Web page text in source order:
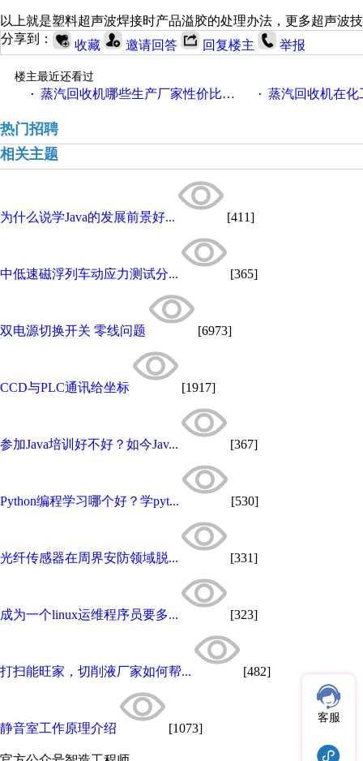
以上就是塑料超声波焊接时产品溢胶的处理办法，更多超声波
分享到：
收藏 邀请回答 回复楼主 举报
楼主最近还看过
· 蒸汽回收机哪些生产厂家性价比高一些 · 蒸汽回收机在化
热门招聘
相关主题
为什么说学Java的发展前景好... [411]
中低速磁浮列车动应力测试分... [365]
双电源切换开关 零线问题 [6973]
CCD与PLC通讯给坐标 [1917]
参加Java培训好不好？如今Jav... [367]
Python编程学习哪个好？学pyt... [530]
光纤传感器在周界安防领域脱... [331]
成为一个linux运维程序员要多... [323]
打扫能旺家，切削液厂家如何帮... [482]
静音室工作原理介绍 [1073]
客服